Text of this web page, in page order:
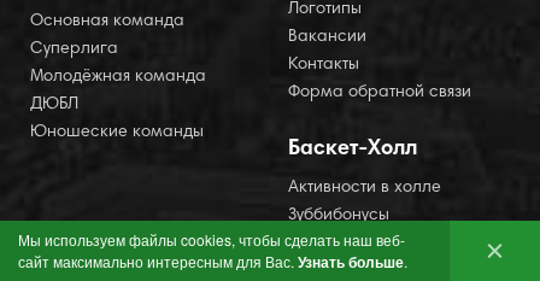
Мы используем файлы cookies, чтобы сделать наш веб-
сайт максимально интересным для Вас. Узнать больше.
Основная команда
Суперлига
Молодёжная команда
ДЮБЛ
Юношеские команды
Логотипы
Вакансии
Контакты
Форма обратной связи
Баскет-Холл
Активности в холле
Зуббибонусы
Шоу на арене
Фан-сектор